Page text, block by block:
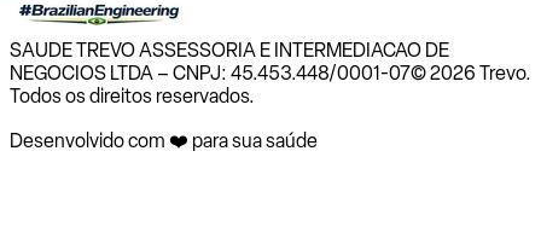
SAUDE TREVO ASSESSORIA E INTERMEDIACAO DE
NEGOCIOS LTDA – CNPJ: 45.453.448/0001-07© 2026 Trevo.
Todos os direitos reservados.
Desenvolvido com ❤️ para sua saúde